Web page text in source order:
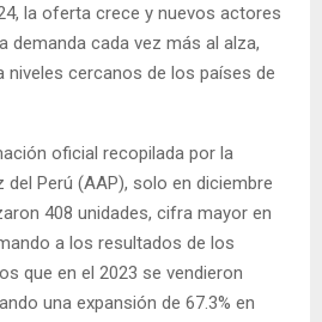
la oferta crece y nuevos actores
demanda cada vez más al alza,
niveles cercanos de los países de
oficial recopilada por la
Perú (AAP), solo en diciembre
408 unidades, cifra mayor en
a los resultados de los
que en el 2023 se vendieron
una expansión de 67.3% en